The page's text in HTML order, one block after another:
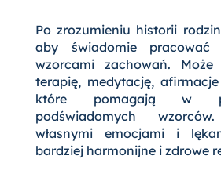
Po zrozumieniu historii
aby świadomie pracować
wzorcami zachowań.
terapię, medytację,
które pomagają w
podświadomych
własnymi emocjami i
bardziej harmonijne i zdrowe